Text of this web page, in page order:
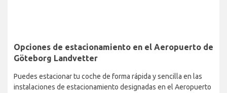
Opciones de estacionamiento en el Aeropuerto de
Göteborg Landvetter
Puedes estacionar tu coche de forma rápida y sencilla en las
instalaciones de estacionamiento designadas en el Aeropuerto